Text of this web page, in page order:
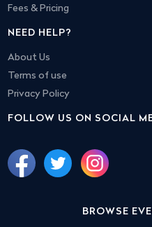
Fees & Pricing
NEED HELP?
About Us
Terms of use
Privacy Policy
FOLLOW US ON SOCIAL
BROWSE